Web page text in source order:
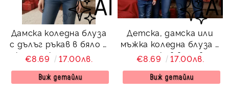
Дамска коледна блуза
с дълъг ръкав в бяло с
картинка на еленче
€8.69 17.00лв.
Виж детайли
Детска, дамска или
мъжка коледна блуза с
дълъг ръкав в червено
с картинка на еленче
€8.69 17.00лв.
Виж детайли